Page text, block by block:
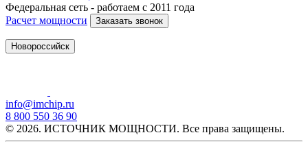
Федеральная сеть - работаем с 2011 года
Расчет мощности
Заказать звонок
Новороссийск
info@imchip.ru
8 800 550 36 90
© 2026. ИСТОЧНИК МОЩНОСТИ. Все права защищены.